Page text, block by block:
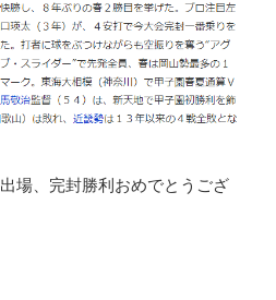
場、完封勝利おめでとうござ